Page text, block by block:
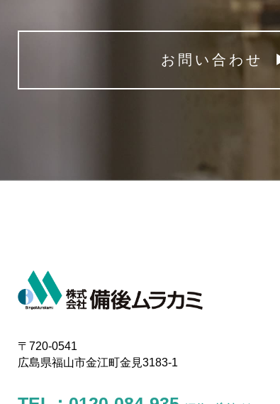
お問い合わせ
〒720-0541
広島県福山市金江町金見3183-1